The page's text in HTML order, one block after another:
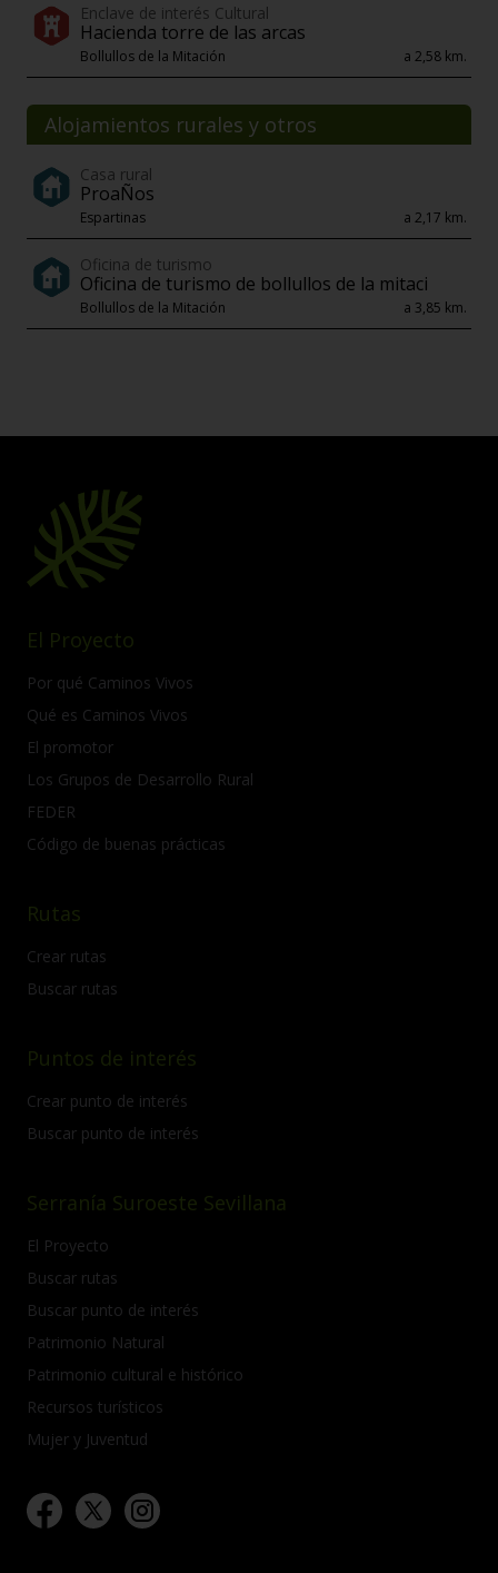
Enclave de interés Cultural
Hacienda torre de las arcas
Bollullos de la Mitación a 2,58 km.
Alojamientos rurales y otros
Casa rural
ProaÑos
Espartinas a 2,17 km.
Oficina de turismo
Oficina de turismo de bollullos de la mitaci
Bollullos de la Mitación a 3,85 km.
El Proyecto
Por qué Caminos Vivos
Qué es Caminos Vivos
El promotor
Los Grupos de Desarrollo Rural
FEDER
Código de buenas prácticas
Rutas
Crear rutas
Buscar rutas
Puntos de interés
Crear punto de interés
Buscar punto de interés
Serranía Suroeste Sevillana
El Proyecto
Buscar rutas
Buscar punto de interés
Patrimonio Natural
Patrimonio cultural e histórico
Recursos turísticos
Mujer y Juventud